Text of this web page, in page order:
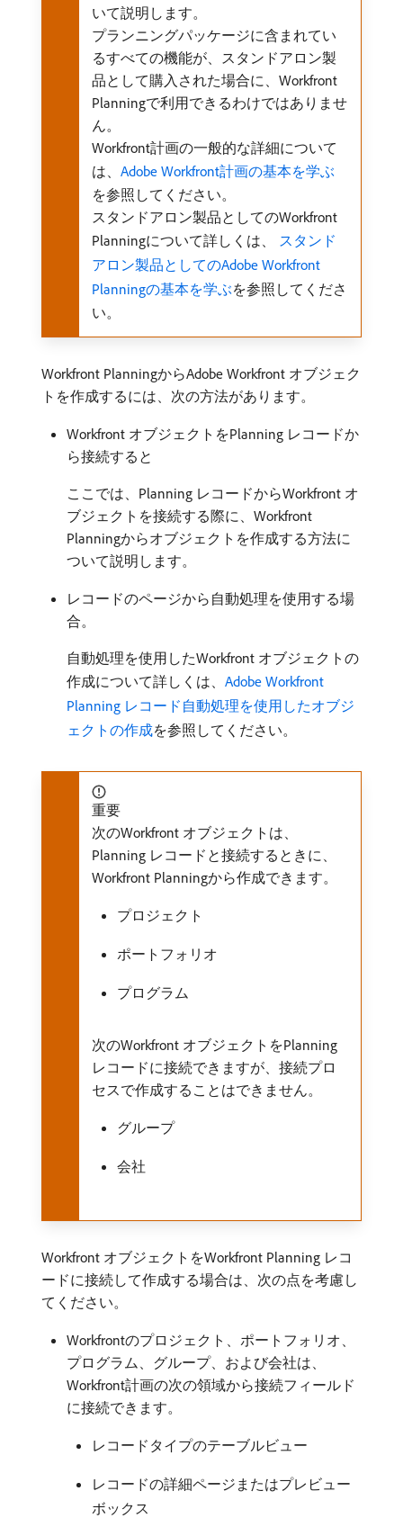
いて説明します。
プランニングパッケージに含まれてい
るすべての機能が、スタンドアロン製
品として購入された場合に、Workfront
Planningで利用できるわけではありませ
ん。
Workfront計画の一般的な詳細について
は、 Adobe Workfront計画の基本を学ぶ
を参照してください。
スタンドアロン製品としてのWorkfront
Planningについて詳しくは、
​ スタンド
アロン製品としてのAdobe Workfront
Planningの基本を学ぶを参照してくださ
い。
Workfront PlanningからAdobe Workfront オブジェク
トを作成するには、次の方法があります。
Workfront オブジェクトをPlanning レコードか
ら接続すると
ここでは、Planning レコードからWorkfront オ
ブジェクトを接続する際に、Workfront
Planningからオブジェクトを作成する方法に
ついて説明します。
レコードのページから自動処理を使用する場
合。
自動処理を使用したWorkfront オブジェクトの
作成について詳しくは、 Adobe Workfront
Planning レコード自動処理を使用したオブジ
ェクトの作成を参照してください。
重要
次のWorkfront オブジェクトは、
Planning レコードと接続するときに、
Workfront Planningから作成できます。
プロジェクト
ポートフォリオ
プログラム
次のWorkfront オブジェクトをPlanning
レコードに接続できますが、接続プロ
セスで作成することはできません。
グループ
会社
Workfront オブジェクトをWorkfront Planning レコ
ードに接続して作成する場合は、次の点を考慮し
てください。
Workfrontのプロジェクト、ポートフォリオ、
プログラム、グループ、および会社は、
Workfront計画の次の領域から接続フィールド
に接続できます。
レコードタイプのテーブルビュー
レコードの詳細ページまたはプレビュー
ボックス